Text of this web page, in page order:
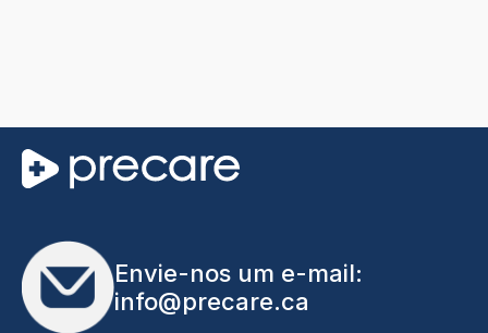
Envie-nos um e-mail:
info@precare.ca